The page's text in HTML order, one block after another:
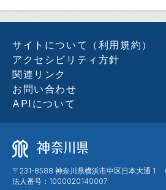
サイトについて（利用規約）
アクセシビリティ方針
関連リンク
お問い合わせ
APIについて
〒231-8588 神奈川県横浜市中区日本大通 1
法人番号：1000020140007